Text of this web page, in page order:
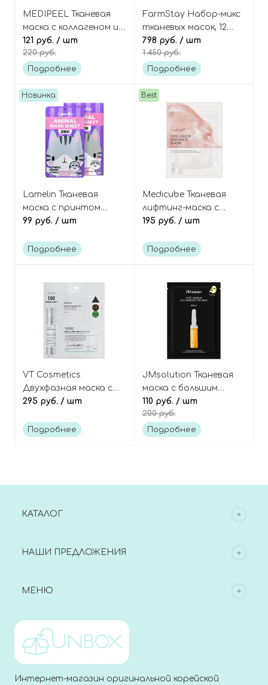
MEDIPEEL Тканевая
маска с коллагеном и
жемчугом Pearl
collagen firming glow
mask
121 руб. / шт
220 руб.
Подробнее
FarmStay Набор-микс
тканевых масок, 12
шт, Real Essence Mask
12 Combo Pack
798 руб. / шт
1 450 руб.
Подробнее
Новинка
Lamelin Тканевая
маска с принтом
"Кот", Animal Mask
99 руб. / шт
Подробнее
Best
Medicube Тканевая
лифтинг-маска с
коллагеном и
кислотой, Collagen
195 руб. / шт
Подробнее
VT Cosmetics
Двухфазная маска с
микроиглами
центеллой, Reedle
295 руб. / шт
Подробнее
JMsolution Тканевая
маска с большим
витаминным
комплексом Water
Luminous S.O.S.
110 руб. / шт
200 руб.
Подробнее
КАТАЛОГ
НАШИ ПРЕДЛОЖЕНИЯ
МЕНЮ
Интернет-магазин оригинальной корейской